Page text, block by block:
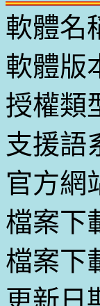
軟體名
軟體版
授權類
支援語
官方網
檔案下
檔案下